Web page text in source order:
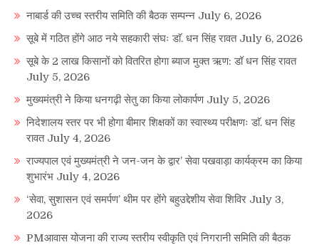
नाबार्ड की उच्च स्तरीय समिति की बैठक सम्पन्न July 6, 2026
सूबे में गठित होंगे आठ नये सहकारी संघः डाॅ. धन सिंह रावत July 6, 2026
सूबे के 2 लाख किसानों को वितरित होगा ब्याज मुक्त ऋण: डॉ धन सिंह रावत
July 5, 2026
मुख्यमंत्री ने किया धनगढ़ी सेतु का किया लोकार्पण July 5, 2026
निदेशालय स्तर पर भी होगा बीमार शिक्षकों का स्वास्थ्य परीक्षणः डाॅ. धन सिंह
रावत July 4, 2026
राज्यपाल एवं मुख्यमंत्री ने जन-जन के द्वार’ सेवा पखवाड़ा कार्यक्रम का किया
शुभारंभ July 4, 2026
‘सेवा, सुशासन एवं समर्पण’ थीम पर होंगे बहुउद्देशीय सेवा शिविर July 3,
2026
PMआवास योजना की राज्य स्तरीय स्वीकृति एवं निगरानी समिति की बैठक